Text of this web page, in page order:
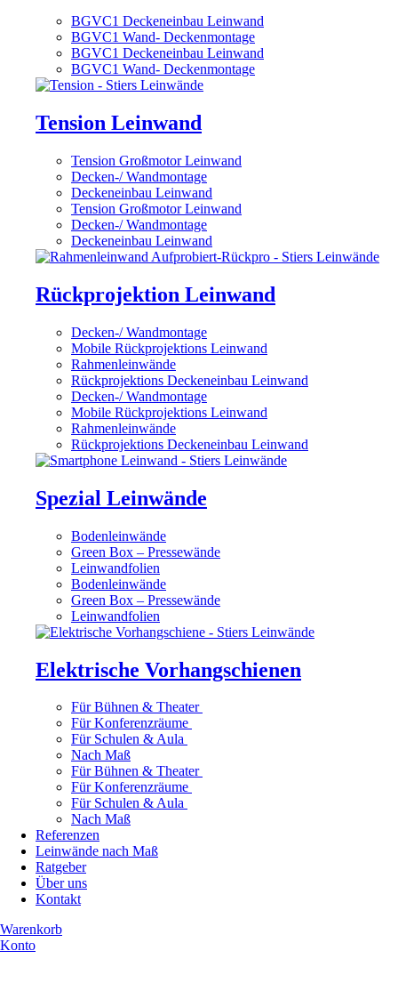
BGVC1 Deckeneinbau Leinwand
BGVC1 Wand- Deckenmontage
BGVC1 Deckeneinbau Leinwand
BGVC1 Wand- Deckenmontage
Tension Leinwand
Tension Großmotor Leinwand
Decken-/ Wandmontage
Deckeneinbau Leinwand
Tension Großmotor Leinwand
Decken-/ Wandmontage
Deckeneinbau Leinwand
Rückprojektion Leinwand
Decken-/ Wandmontage
Mobile Rückprojektions Leinwand
Rahmenleinwände
Rückprojektions Deckeneinbau Leinwand
Decken-/ Wandmontage
Mobile Rückprojektions Leinwand
Rahmenleinwände
Rückprojektions Deckeneinbau Leinwand
Spezial Leinwände
Bodenleinwände
Green Box – Pressewände
Leinwandfolien
Bodenleinwände
Green Box – Pressewände
Leinwandfolien
Elektrische Vorhangschienen
Für Bühnen & Theater
Für Konferenzräume
Für Schulen & Aula
Nach Maß
Für Bühnen & Theater
Für Konferenzräume
Für Schulen & Aula
Nach Maß
Referenzen
Leinwände nach Maß
Ratgeber
Über uns
Kontakt
Warenkorb
Konto